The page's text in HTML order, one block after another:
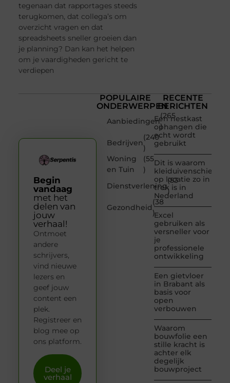
tegenaan dat rapportages steeds
terugkomen, dat collega’s om
overzicht vragen en dat
spreadsheets sneller groeien dan
je planning? Dan kan het helpen
om je vaardigheden gericht te
verdiepen
POPULAIRE
ONDERWERPEN
Aanbiedingen
(265
)
Bedrijven
(240
)
Woning
en Tuin
(55
)
Dienstverlening
(53
)
Gezondheid
(38
)
RECENTE
BERICHTEN
Een nestkast
ophangen die
echt wordt
gebruikt
Dit is waarom
kleiduivenschieten
op locatie zo in
trek is in
Nederland
Excel
gebruiken als
versneller voor
je
professionele
ontwikkeling
Een gietvloer
in Brabant als
basis voor
open
verbouwen
Waarom
bouwfolie een
stille kracht is
achter elk
degelijk
bouwproject
Begin
vandaag
met het
delen van
jouw
verhaal!
Ontmoet
andere
schrijvers,
vind nieuwe
lezers en
geef jouw
content een
plek.
Registreer en
blog mee op
ons platform.
Deel je
verhaal